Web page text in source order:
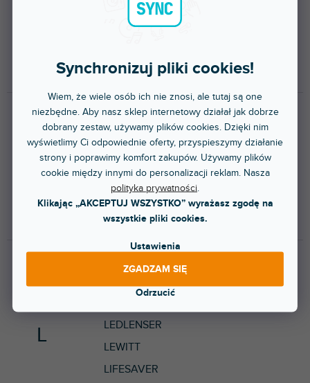
Synchronizuj pliki cookies!
Wiem, że wiele osób ich nie znosi, ale tutaj są one
niezbędne. Aby nasz sklep internetowy działał jak dobrze
dobrany zestaw, używamy plików cookies. Dzięki nim
wyświetlimy Ci odpowiednie oferty, przyspieszymy działanie
strony i poprawimy komfort zakupów. Używamy plików
cookie między innymi do personalizacji reklam. Nasza
polityka prywatności
Klikając „AKCEPTUJ WSZYSTKO” wyrażasz zgodę na
wszystkie pliki cookies.
Ustawienia
Odrzucić
ZGADZAM SIĘ
JABEES
JBL HI-FI
JICO
K
KALI AUDIO
KAM
KENWOOD
KÖNIG & MEYER
KORG
KRK
L
LEDLENSER
LEWITT
LIFESAVER